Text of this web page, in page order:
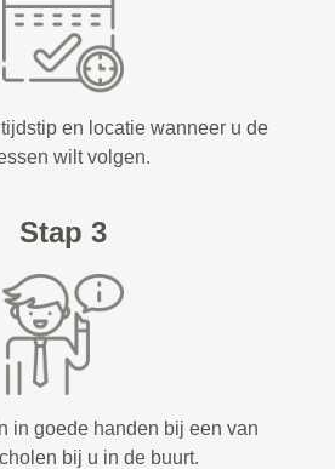
en locatie wanneer u de
wilt volgen.
Stap 3
in goede handen bij een van
bij u in de buurt.